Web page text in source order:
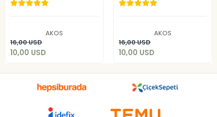
AKOS
16,00 USD
10,00 USD
Sepete Ekle
AKOS
16,00 USD
10,00 USD
Sepete Ekle